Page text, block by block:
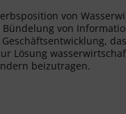
von
von
Lösung
beizutragen.